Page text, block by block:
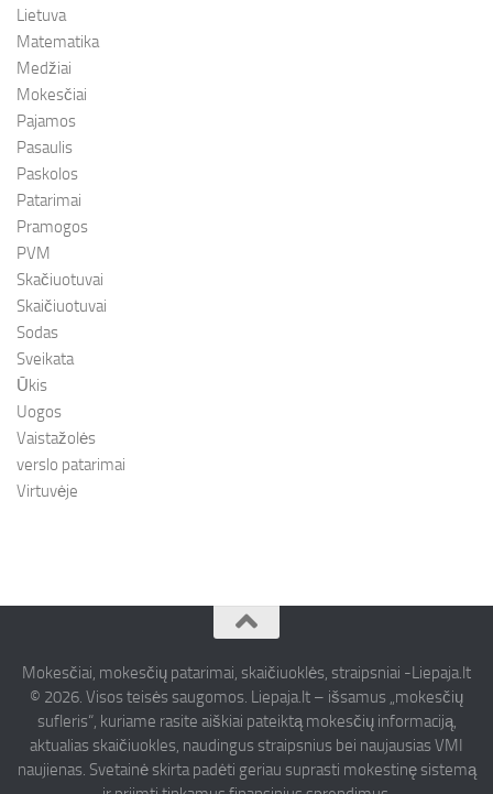
Lietuva
Matematika
Medžiai
Mokesčiai
Pajamos
Pasaulis
Paskolos
Patarimai
Pramogos
PVM
Skačiuotuvai
Skaičiuotuvai
Sodas
Sveikata
Ūkis
Uogos
Vaistažolės
verslo patarimai
Virtuvėje
Mokesčiai, mokesčių patarimai, skaičiuoklės, straipsniai -Liepaja.lt
© 2026. Visos teisės saugomos. Liepaja.lt – išsamus „mokesčių
sufleris“, kuriame rasite aiškiai pateiktą mokesčių informaciją,
aktualias skaičiuokles, naudingus straipsnius bei naujausias VMI
naujienas. Svetainė skirta padėti geriau suprasti mokestinę sistemą